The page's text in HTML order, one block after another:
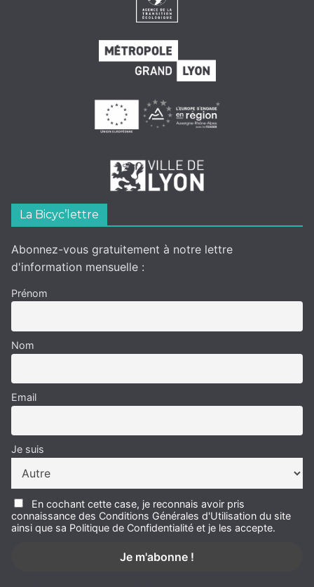
La Bicyc’lettre
Abonnez-vous gratuitement à notre lettre
d'information mensuelle :
Prénom
Nom
Email
Je suis
En cochant cette case, je reconnais avoir pris
connaissance des Conditions Générales d'Utilisation du site
ainsi que sa Politique de Confidentialité et je les accepte.